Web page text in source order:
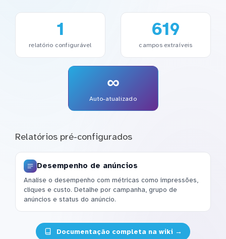
1
relatório configurável
619
campos extraíveis
∞
Auto-atualizado
Relatórios pré-configurados
Desempenho de anúncios
Analise o desempenho com métricas como impressões,
cliques e custo. Detalhe por campanha, grupo de
anúncios e status do anúncio.
Documentação completa na wiki →